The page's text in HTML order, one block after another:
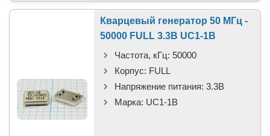
Кварцевый генератор 50 МГц -
50000 FULL 3.3В UC1-1B
Частота, кГц: 50000
Корпус: FULL
Напряжение питания: 3.3В
Марка: UC1-1B